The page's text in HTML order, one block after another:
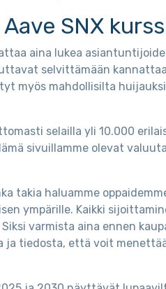
SNX
aina lukea
selvittämään
myös mahdollisilta
selailla yli 10.000
sivuillamme olevat
takia haluamme
ympärille. Kaikki
varmista aina ennen
ja tiedosta, että voit